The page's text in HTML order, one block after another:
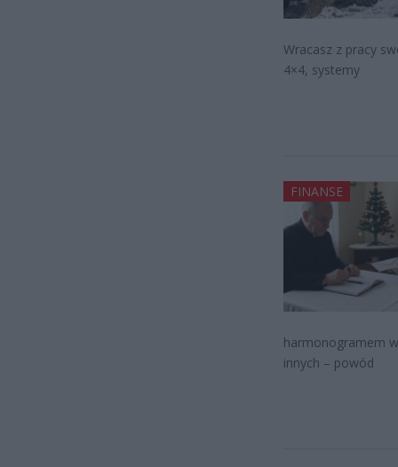
Wracasz z pracy
4×4, systemy
FINANSE
harmonogramem
innych – powód